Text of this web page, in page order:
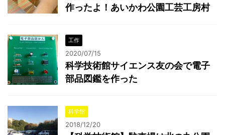
作ったよ！あいかわ公園工芸工房村
工作
2020/07/15
科学技術館サイエンス友の会で電子
部品図鑑を作った
科学館
2018/12/20